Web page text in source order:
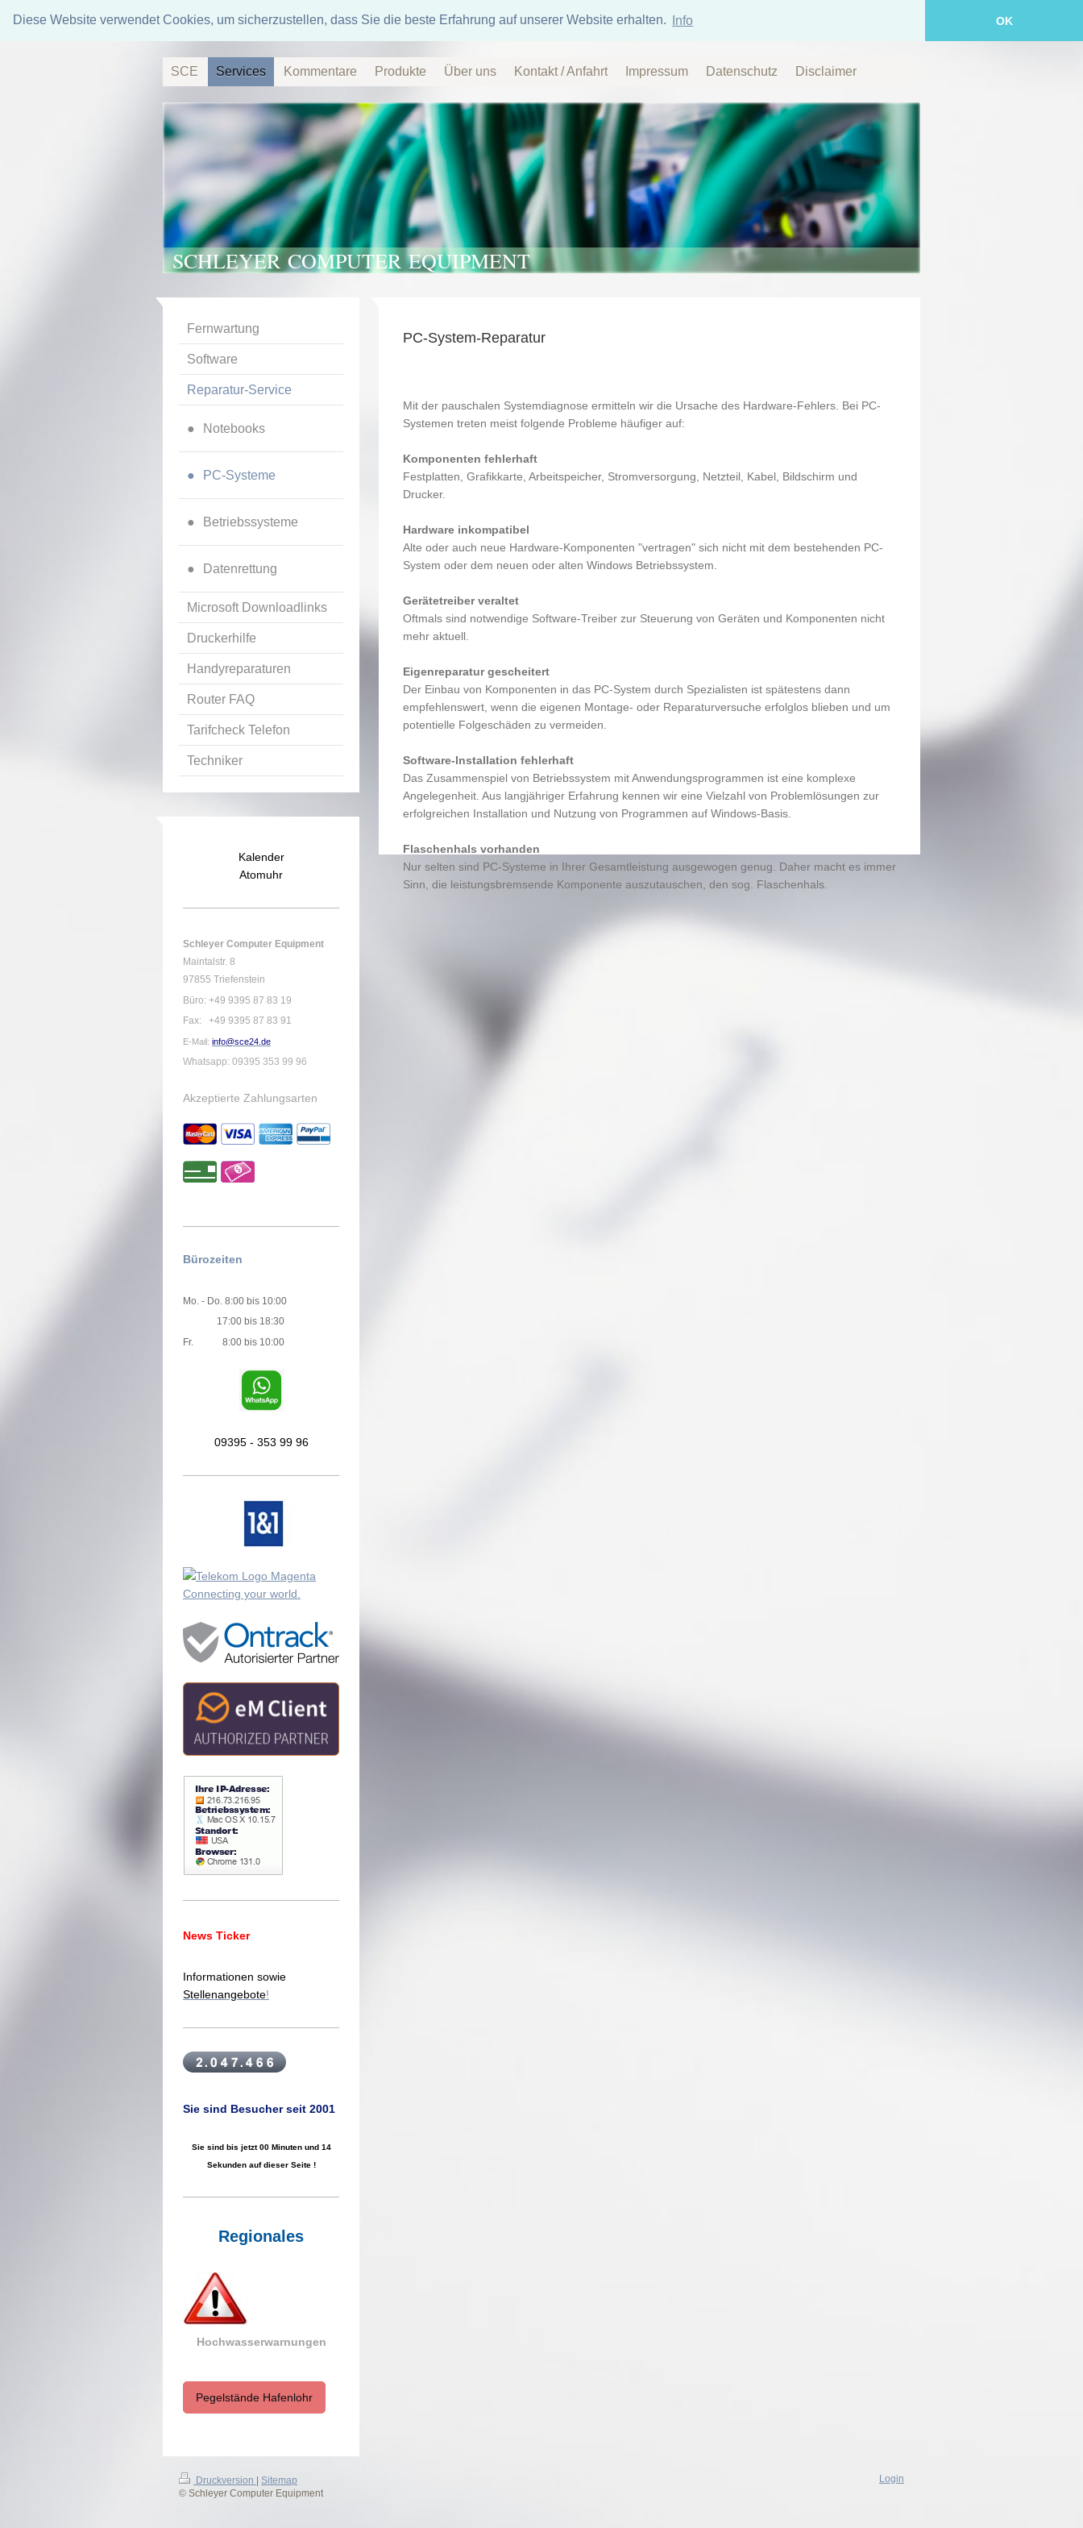
Diese Website verwendet Cookies, um sicherzustellen, dass Sie die beste Erfahrung auf unserer Website erhalten. Info OK
SCE Services Kommentare Produkte Über uns Kontakt / Anfahrt Impressum Datenschutz Disclaimer
SCHLEYER COMPUTER EQUIPMENT
PC-System-Reparatur
Mit der pauschalen Systemdiagnose ermitteln wir die Ursache des Hardware-Fehlers. Bei PC-
Systemen treten meist folgende Probleme häufiger auf:
Komponenten fehlerhaft
Festplatten, Grafikkarte, Arbeitspeicher, Stromversorgung, Netzteil, Kabel, Bildschirm und
Drucker.
Hardware inkompatibel
Alte oder auch neue Hardware-Komponenten "vertragen" sich nicht mit dem bestehenden PC-
System oder dem neuen oder alten Windows Betriebssystem.
Gerätetreiber veraltet
Oftmals sind notwendige Software-Treiber zur Steuerung von Geräten und Komponenten nicht
mehr aktuell.
Eigenreparatur gescheitert
Der Einbau von Komponenten in das PC-System durch Spezialisten ist spätestens dann
empfehlenswert, wenn die eigenen Montage- oder Reparaturversuche erfolglos blieben und um
potentielle Folgeschäden zu vermeiden.
Software-Installation fehlerhaft
Das Zusammenspiel von Betriebssystem mit Anwendungsprogrammen ist eine komplexe
Angelegenheit. Aus langjähriger Erfahrung kennen wir eine Vielzahl von Problemlösungen zur
erfolgreichen Installation und Nutzung von Programmen auf Windows-Basis.
Flaschenhals vorhanden
Nur selten sind PC-Systeme in Ihrer Gesamtleistung ausgewogen genug. Daher macht es immer
Sinn, die leistungsbremsende Komponente auszutauschen, den sog. Flaschenhals.
Fernwartung
Software
Reparatur-Service
Notebooks
PC-Systeme
Betriebssysteme
Datenrettung
Microsoft Downloadlinks
Druckerhilfe
Handyreparaturen
Router FAQ
Tarifcheck Telefon
Techniker
Kalender
Atomuhr
Schleyer Computer Equipment
Maintalstr. 8
97855 Triefenstein
Büro: +49 9395 87 83 19
Fax: +49 9395 87 83 91
E-Mail: info@sce24.de
Whatsapp: 09395 353 99 96
Akzeptierte Zahlungsarten
Bürozeiten
Mo. - Do. 8:00 bis 10:00
17:00 bis 18:30
Fr. 8:00 bis 10:00
09395 - 353 99 96
News Ticker
Informationen sowie
Stellenangebote!
Sie sind Besucher seit 2001
Sie sind bis jetzt00 Minuten und 15
Sekundenauf dieser Seite !
Regionales
Hochwasserwarnungen
Pegelstände Hafenlohr
Druckversion
Sitemap
© Schleyer Computer Equipment
Login